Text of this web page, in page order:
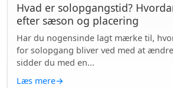
Hvad er solopgangstid?
efter sæson og placering
Har du nogensinde lagt mærke til,
for solopgang bliver ved med at
sidder du med en...
Læs mere→